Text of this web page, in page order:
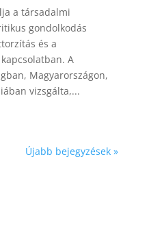
a társadalmi
gondolkodás
és a
A
Magyarországon,
vizsgálta,...
Újabb bejegyzések »